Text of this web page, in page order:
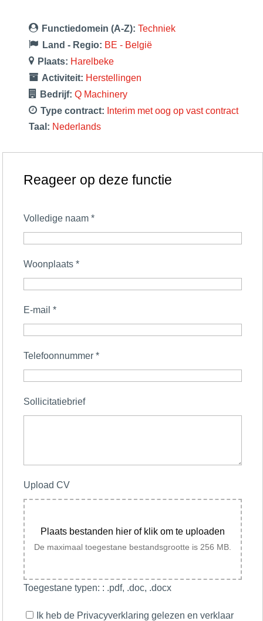
Functiedomein (A-Z): Techniek
Land - Regio: BE - België
Plaats: Harelbeke
Activiteit: Herstellingen
Bedrijf: Q Machinery
Type contract: Interim met oog op vast contract
Taal: Nederlands
Reageer op deze functie
Volledige naam*
Woonplaats*
E-mail*
Telefoonnummer*
Sollicitatiebrief
Upload CV
Plaats bestanden hier of klik om te uploaden
De maximaal toegestane bestandsgrootte is 256 MB.
Toegestane typen: : .pdf, .doc, .docx
Ik heb de Privacyverklaring gelezen en verklaar